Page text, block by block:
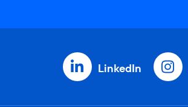
LinkedIn